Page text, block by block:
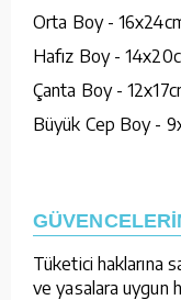
Orta Boy -
Hafız Boy -
Çanta Boy -
Büyük Cep Boy -
Tüketici haklarına
ve yasalara uygun